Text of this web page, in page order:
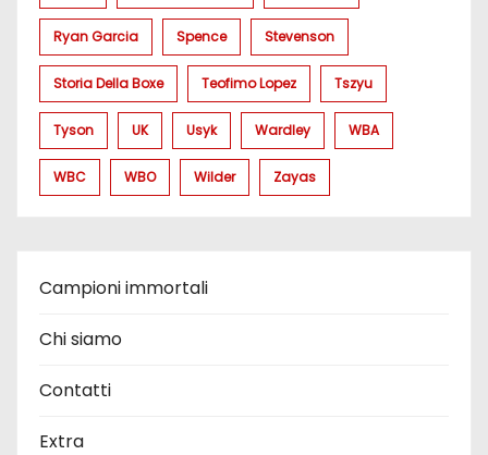
Ryan Garcia Spence Stevenson
Storia Della Boxe Teofimo Lopez Tszyu
Tyson UK Usyk Wardley WBA
WBC WBO Wilder Zayas
Campioni immortali
Chi siamo
Contatti
Extra